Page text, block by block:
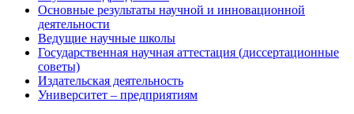
Основные результаты научной и инновационной
деятельности
Ведущие научные школы
Государственная научная аттестация (диссертационные
советы)
Издательская деятельность
Университет – предприятиям